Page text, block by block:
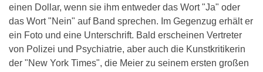
einen Dollar, wenn sie ihm entweder das Wort "Ja" oder
das Wort "Nein" auf Band sprechen. Im Gegenzug erhält er
ein Foto und eine Unterschrift. Bald erscheinen Vertreter
von Polizei und Psychiatrie, aber auch die Kunstkritikerin
der "New York Times", die Meier zu seinem ersten großen